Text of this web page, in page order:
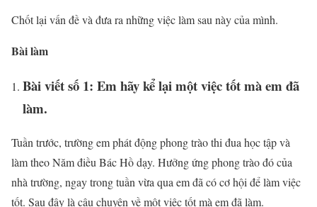
Chốt lại vấn đề và đưa ra những việc làm sau này của mình.
Bài làm
Bài viết số 1: Em hãy kể lại một việc tốt mà em đã
làm.
Tuần trước, trường em phát động phong trào thi đua học tập và
làm theo Năm điều Bác Hồ dạy. Hưởng ứng phong trào đó của
nhà trường, ngay trong tuần vừa qua em đã có cơ hội để làm việc
tốt. Sau đây là câu chuyện về một việc tốt mà em đã làm.